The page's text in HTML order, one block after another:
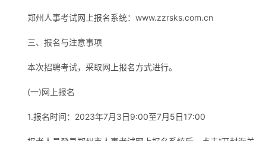
郑州人事考试网上报名系统：www.zzrsks.com.cn
三、报名与注意事项
本次招聘考试，采取网上报名方式进行。
(一)网上报名
1.报名时间：2023年7月3日9:00至7月5日17:00